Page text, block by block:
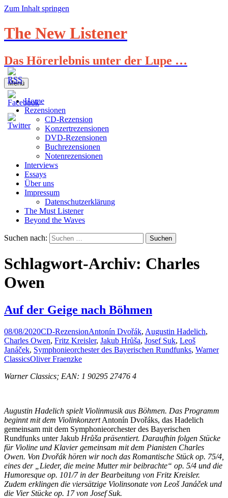
Zum Inhalt springen
The New Listener
Das Hörerlebnis unter der Lupe …
Menü
Home
Rezensionen
CD-Rezension
Konzertrezensionen
DVD-Rezensionen
Buchrezensionen
Notenrezensionen
Interviews
Essays
Über uns
Impressum
Datenschutzerklärung
The Must Listener
Beyond the Waves
Suchen nach:
Schlagwort-Archiv: Charles
Owen
Auf der Geige nach Böhmen
08/08/2020CD-RezensionAntonín Dvořák, Augustin Hadelich,
Charles Owen, Fritz Kreisler, Jakub Hrůša, Josef Suk, Leoš
Janáček, Symphonieorchester des Bayerischen Rundfunks, Warner
ClassicsOliver Fraenzke
Warner Classics; EAN: 1 90295 27476 4
Augustin Hadelich spielt Violinmusik aus Böhmen. Das Programm
beginnt mit dem ViolinkonzertAntonín Dvořáks, das Hadelich
gemeinsam mit dem Symphonieorchester des Bayerischen
Rundfunks unter Jakub Hrůša präsentiert. Daraufhin folgen Stücke
für Violine und Klavier gemeinsam mit dem Pianisten Charles
Owen. Von Dvořák hören wir noch das Romantische Stück op. 75/4,
eines der „Lieder, die meine Mutter mir beibrachte“ op. 5/4 und die
Humoresque op. 101/7 in der Bearbeitung von Fritz Kreisler.
Zudem erklingen die viersätzige Violinsonate von Leoš Janáček und
die Vier Stücke op. 17 von Josef Suk.